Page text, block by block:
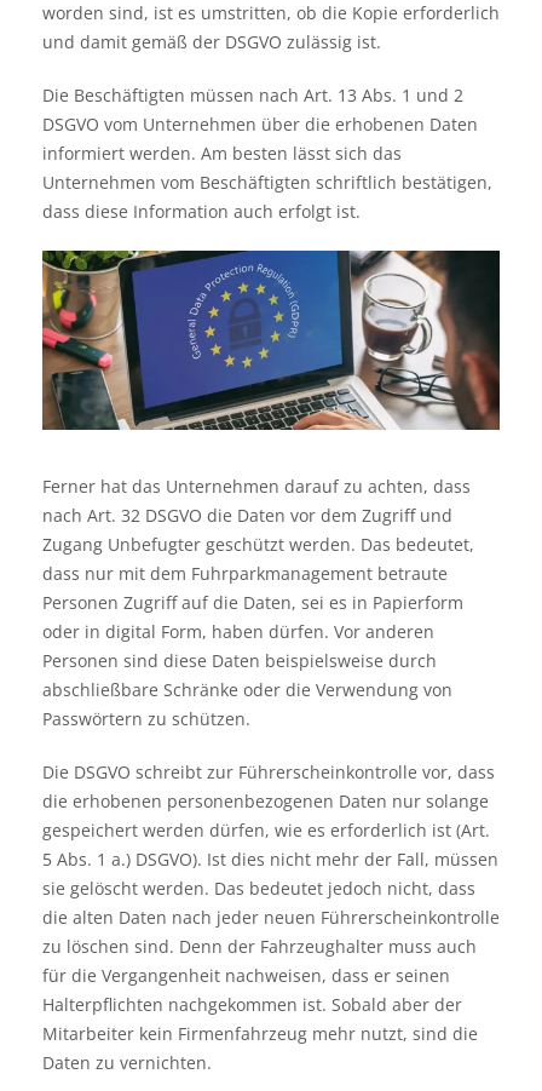
worden sind, ist es umstritten, ob die Kopie erforderlich
und damit gemäß der DSGVO zulässig ist.
Die Beschäftigten müssen nach Art. 13 Abs. 1 und 2
DSGVO vom Unternehmen über die erhobenen Daten
informiert werden. Am besten lässt sich das
Unternehmen vom Beschäftigten schriftlich bestätigen,
dass diese Information auch erfolgt ist.
Ferner hat das Unternehmen darauf zu achten, dass
nach Art. 32 DSGVO die Daten vor dem Zugriff und
Zugang Unbefugter geschützt werden. Das bedeutet,
dass nur mit dem Fuhrparkmanagement betraute
Personen Zugriff auf die Daten, sei es in Papierform
oder in digital Form, haben dürfen. Vor anderen
Personen sind diese Daten beispielsweise durch
abschließbare Schränke oder die Verwendung von
Passwörtern zu schützen.
Die DSGVO schreibt zur Führerscheinkontrolle vor, dass
die erhobenen personenbezogenen Daten nur solange
gespeichert werden dürfen, wie es erforderlich ist (Art.
5 Abs. 1 a.) DSGVO). Ist dies nicht mehr der Fall, müssen
sie gelöscht werden. Das bedeutet jedoch nicht, dass
die alten Daten nach jeder neuen Führerscheinkontrolle
zu löschen sind. Denn der Fahrzeughalter muss auch
für die Vergangenheit nachweisen, dass er seinen
Halterpflichten nachgekommen ist. Sobald aber der
Mitarbeiter kein Firmenfahrzeug mehr nutzt, sind die
Daten zu vernichten.